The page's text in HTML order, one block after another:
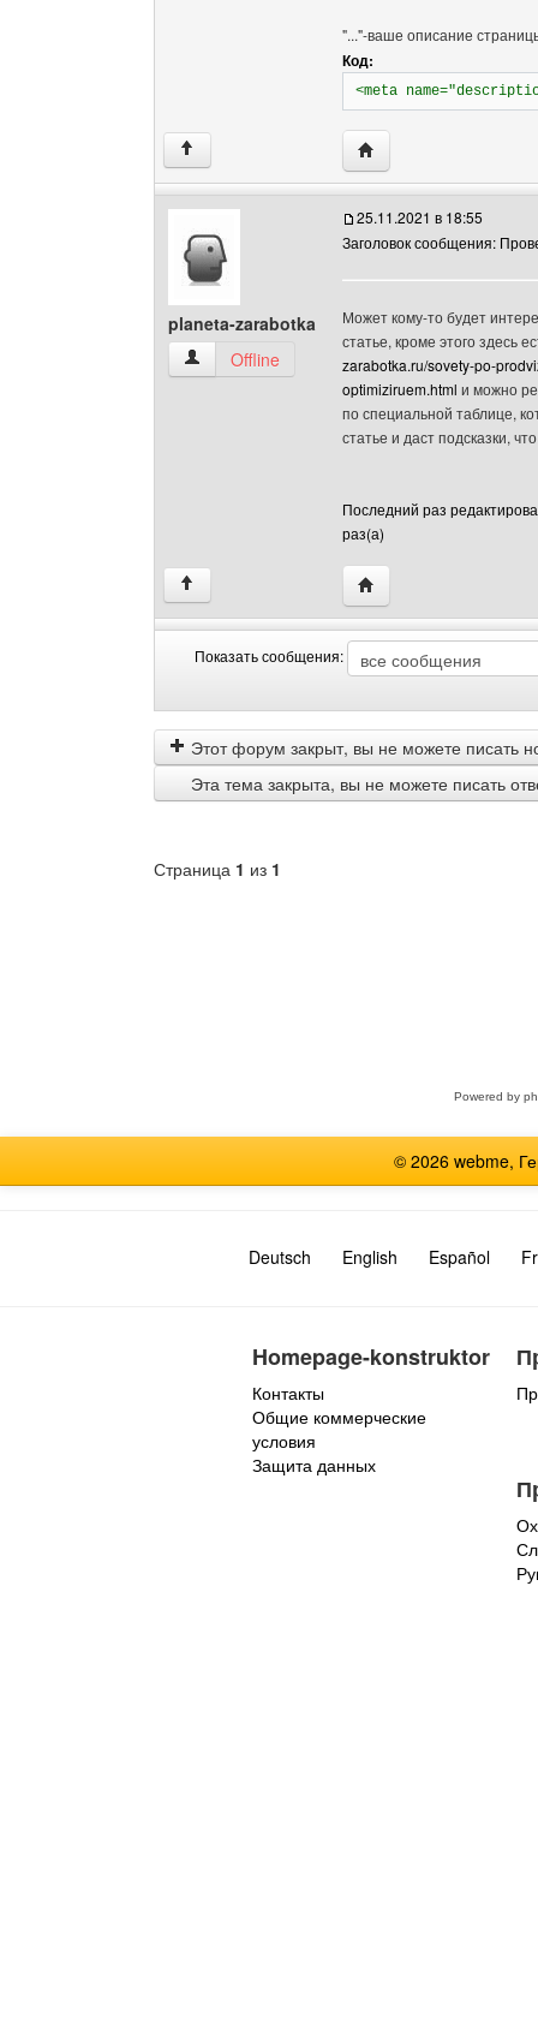
"..."-ваше описание
Код:
<meta
↑ Посетить сайт
planeta-zarabotka
planeta-zarabotka Посмотреть профиль
Offline
25.11.2021 в 18:55
Заголовок сообщения:
Может кому-то будет
статье, кроме этого здесь
zarabotka.ru/sovety-po-
optimiziruem.html и можно
по специальной таблице,
статье и даст подсказки,
Последний раз
раз(а)
↑ Посетить сайт
Показать сообщения:
сообщения
by
Этот форум закрыт, вы не можете писать
Эта тема закрыта, вы не можете писать
Страница 1 из 1
Powered by
© 2026 webme,
Deutsch English Español
Homepage-konstruktor
Контакты
Общие коммерческие
условия
Защита данных